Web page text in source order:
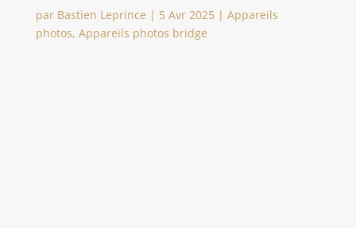
par Bastien Leprince | 5 Avr 2025| Appareils
photos, Appareils photos bridge